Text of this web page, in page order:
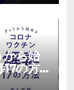
から始
の方